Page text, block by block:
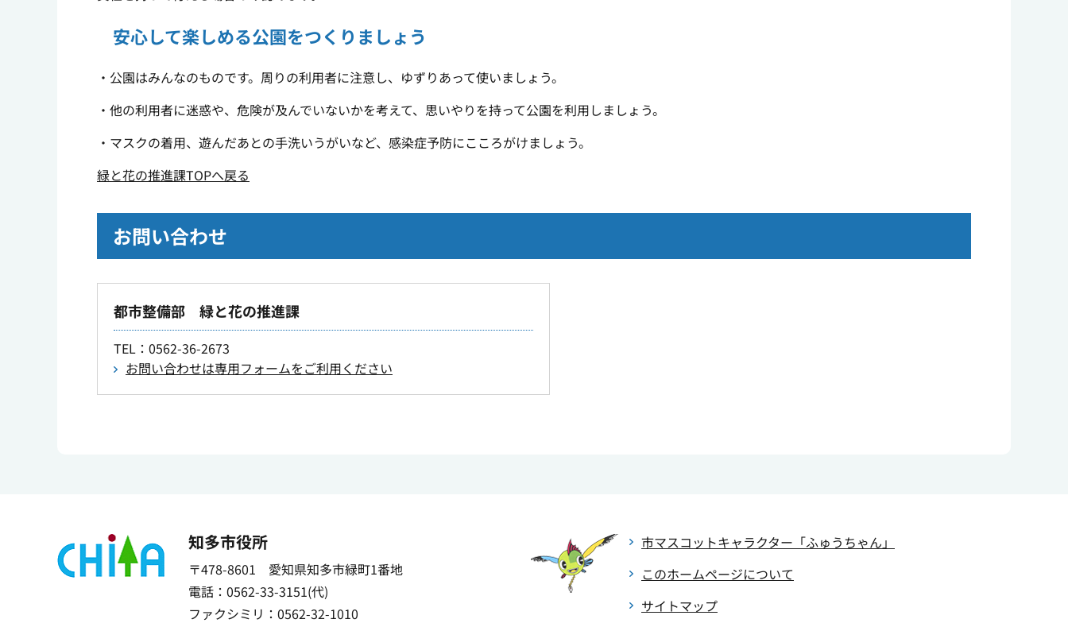
安心して楽しめる公園をつくりましょう
・公園はみんなのものです。周りの利用者に注意し、ゆずりあって使いましょう。
・他の利用者に迷惑や、危険が及んでいないかを考えて、思いやりを持って公園を利用しましょう。
・マスクの着用、遊んだあとの手洗いうがいなど、感染症予防にこころがけましょう。
緑と花の推進課TOPへ戻る
お問い合わせ
都市整備部 緑と花の推進課
TEL ：0562-36-2673
お問い合わせは専用フォームをご利用ください
知多市役所
〒478-8601 愛知県知多市緑町1番地
電話：0562-33-3151(代)
ファクシミリ：0562-32-1010
市マスコットキャラクター 「ふゅうちゃん」
このホームページについて
サイトマップ